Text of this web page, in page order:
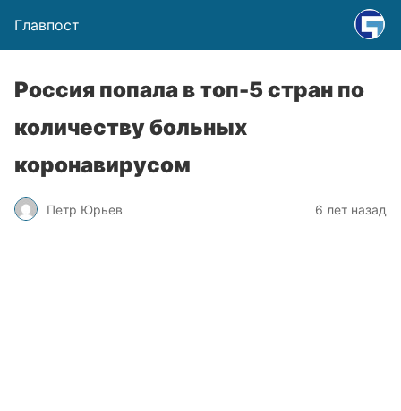
Главпост
Россия попала в топ-5 стран по
количеству больных
коронавирусом
Петр Юрьев 6 лет назад